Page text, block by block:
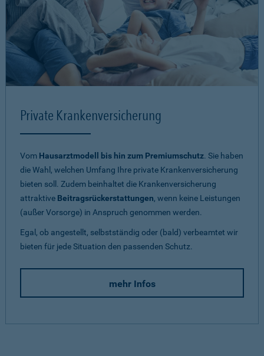
Private Krankenversicherung
Vom Hausarztmodell bis hin zum Premiumschutz. Sie haben
die Wahl, welchen Umfang Ihre private Krankenversicherung
bieten soll. Zudem beinhaltet die Krankenversicherung
attraktive Beitragsrückerstattungen, wenn keine Leistungen
(außer Vorsorge) in Anspruch genommen werden.
Egal, ob angestellt, selbstständig oder (bald) verbeamtet wir
bieten für jede Situation den passenden Schutz.
mehr Infos